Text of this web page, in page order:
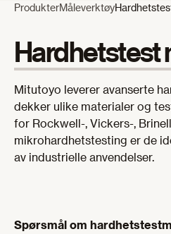
ProdukterMåleverktøy
Hardhetstest
Mitutoyo leverer avanserte
dekker ulike materialer og
for Rockwell-, Vickers-,
mikrohardhetstesting er de
av industrielle anvendelser.
Spørsmål om